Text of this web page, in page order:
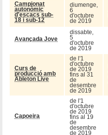
Campionat
autonòmic
d'escacs sub-
18 i sub-12
diumenge,
6
d'octubre
de 2019
Avançada Jove
dissabte,
5
d'octubre
de 2019
Curs de
producció amb
Ableton Live
de l'1
d'octubre
de 2019
fins al 31
de
desembre
de 2019
Capoeira
de l'1
d'octubre
de 2019
fins al 19
de
desembre
de 2019